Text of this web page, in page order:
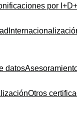
por I+D+I
datos
Otros